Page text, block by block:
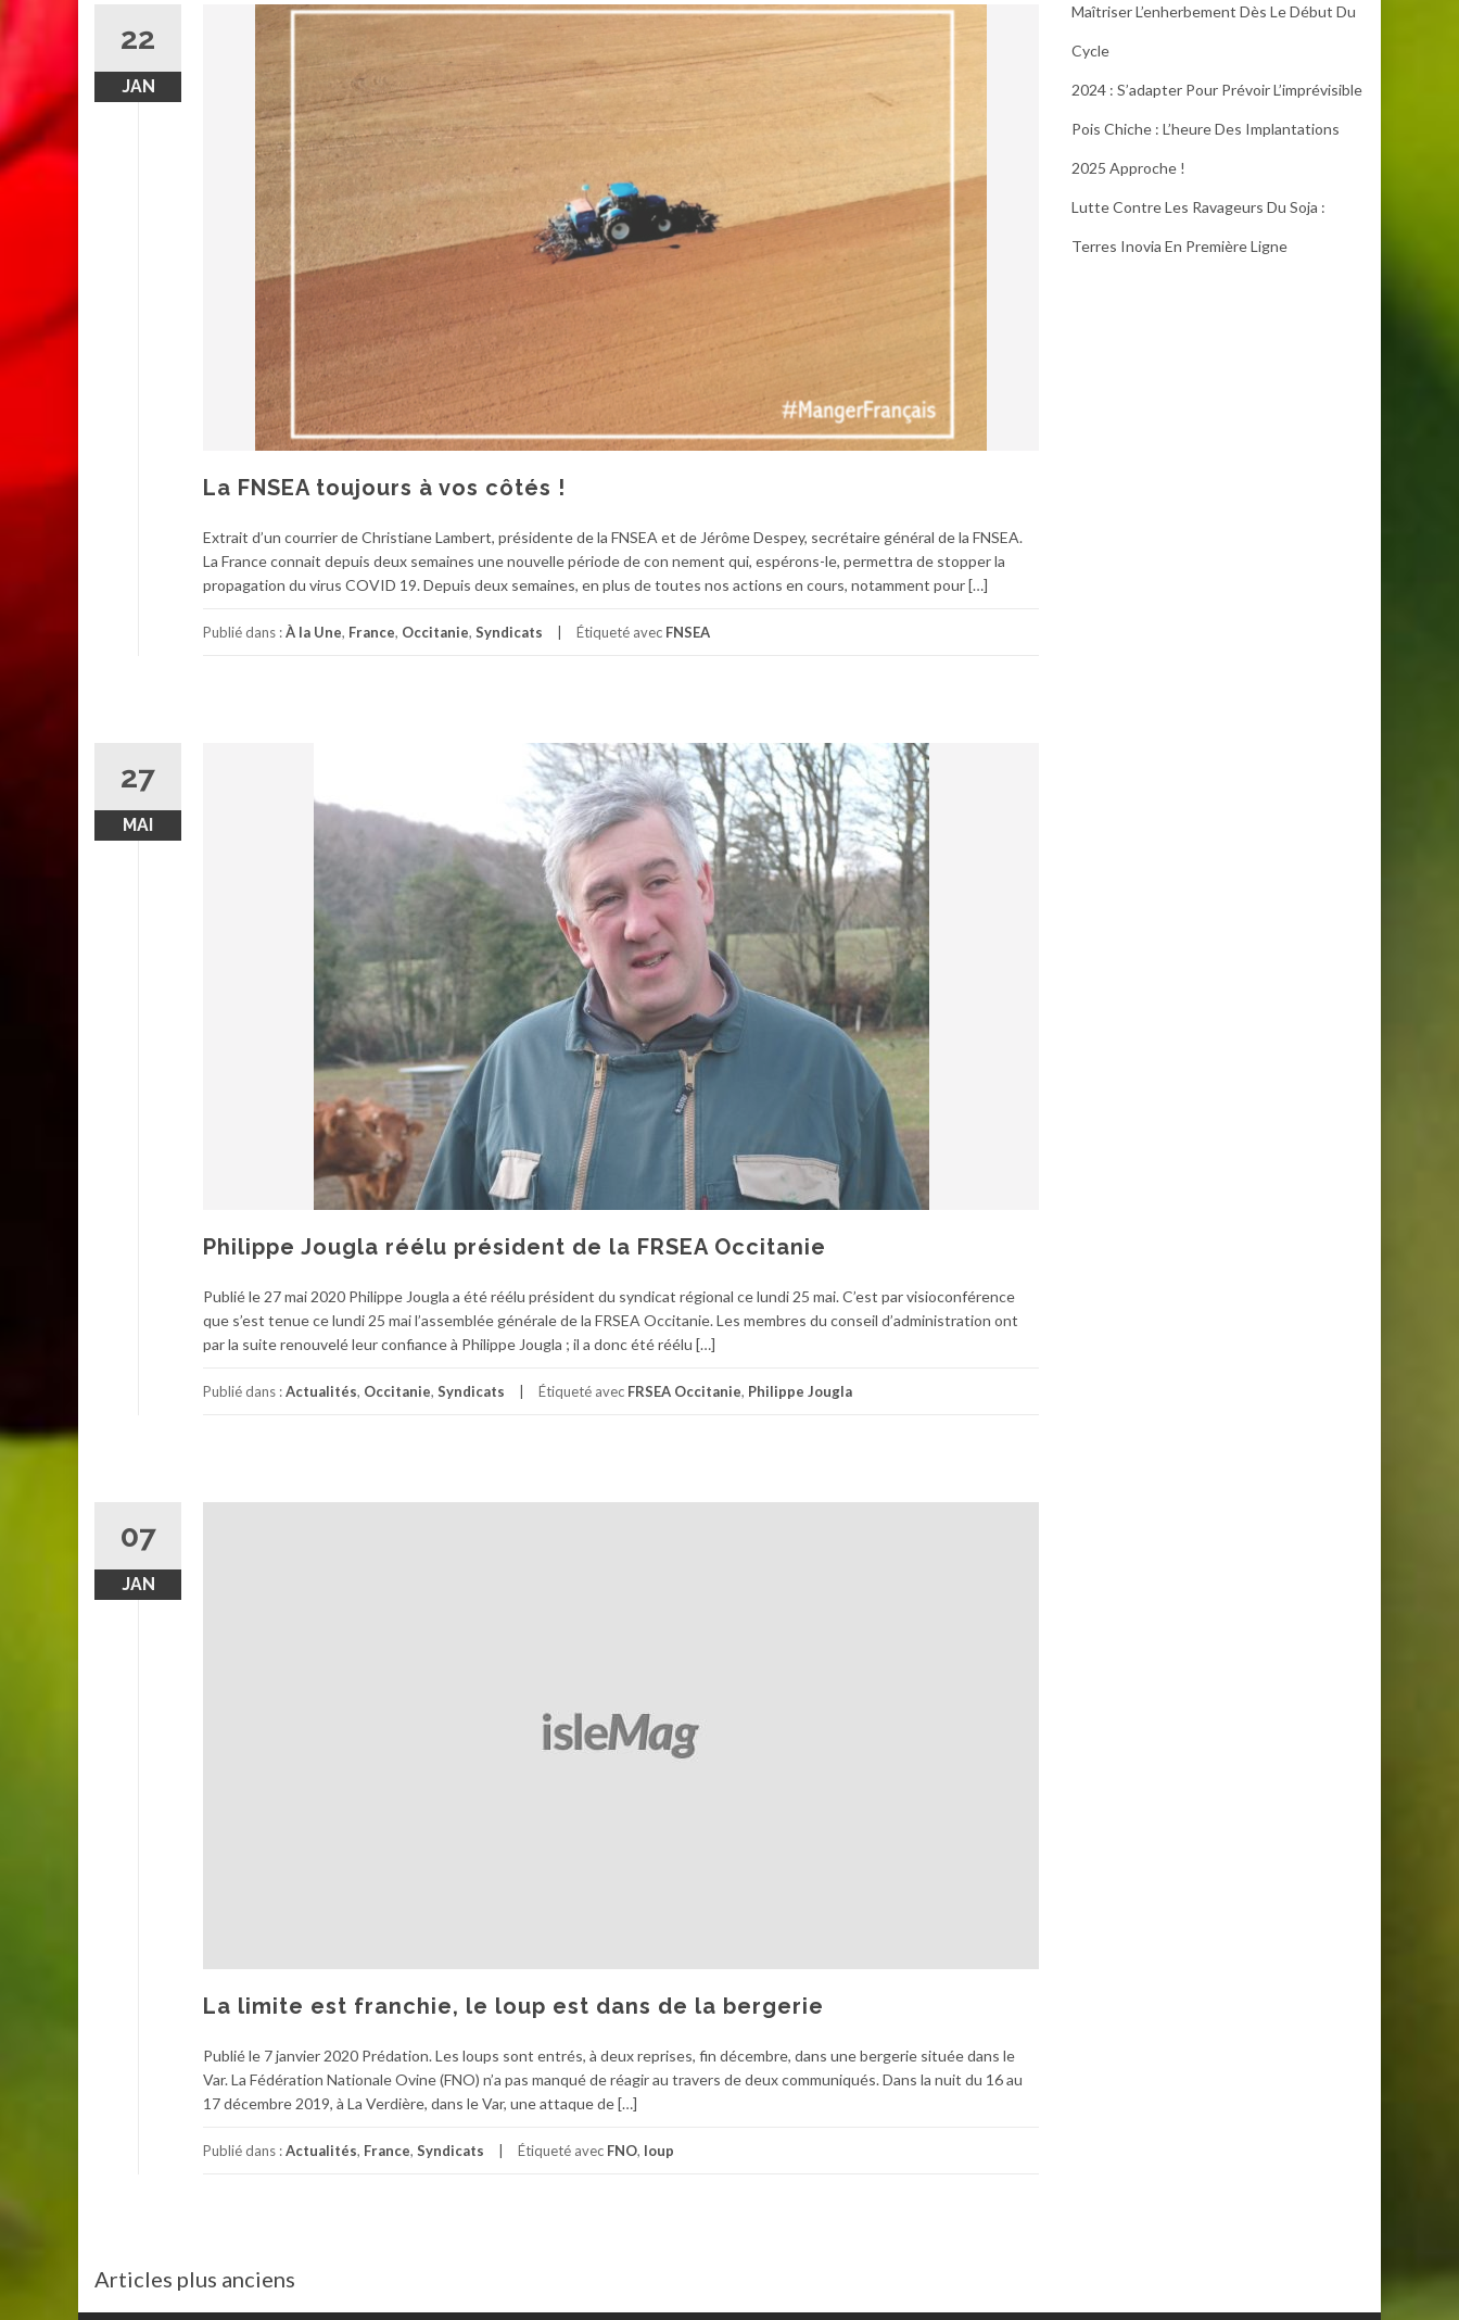
22
JAN
La FNSEA toujours à vos côtés !
Extrait d’un courrier de Christiane Lambert, présidente de la FNSEA et de Jérôme Despey, secrétaire général de la FNSEA.
La France connait depuis deux semaines une nouvelle période de con nement qui, espérons-le, permettra de stopper la
propagation du virus COVID 19. Depuis deux semaines, en plus de toutes nos actions en cours, notamment pour […]
Publié dans :À la Une, France, Occitanie, Syndicats Étiqueté avec FNSEA
27
MAI
Philippe Jougla réélu président de la FRSEA Occitanie
Publié le 27 mai 2020 Philippe Jougla a été réélu président du syndicat régional ce lundi 25 mai. C’est par visioconférence
que s’est tenue ce lundi 25 mai l’assemblée générale de la FRSEA Occitanie. Les membres du conseil d’administration ont
par la suite renouvelé leur confiance à Philippe Jougla ; il a donc été réélu […]
Publié dans :Actualités, Occitanie, Syndicats Étiqueté avec FRSEA Occitanie, Philippe Jougla
07
JAN
La limite est franchie, le loup est dans de la bergerie
Publié le 7 janvier 2020 Prédation. Les loups sont entrés, à deux reprises, fin décembre, dans une bergerie située dans le
Var. La Fédération Nationale Ovine (FNO) n’a pas manqué de réagir au travers de deux communiqués. Dans la nuit du 16 au
17 décembre 2019, à La Verdière, dans le Var, une attaque de […]
Publié dans :Actualités, France, Syndicats Étiqueté avec FNO, loup
Navigation
Articles plus anciens
Maîtriser L’enherbement Dès Le Début Du
Cycle
2024 : S’adapter Pour Prévoir L’imprévisible
Pois Chiche : L’heure Des Implantations
2025 Approche !
Lutte Contre Les Ravageurs Du Soja :
Terres Inovia En Première Ligne